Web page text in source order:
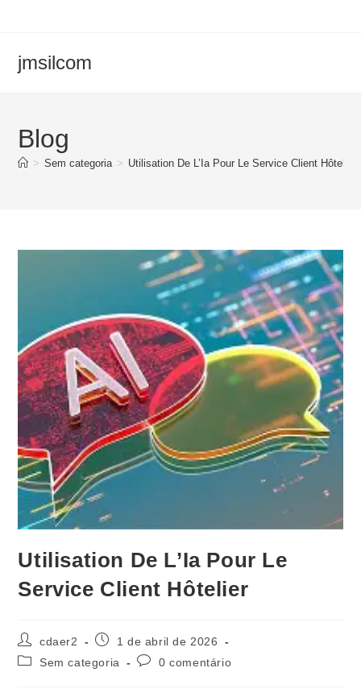
conteúdo
jmsilcom
Blog
> Sem categoria > Utilisation De L’Ia Pour Le Service Client Hôtelier
Utilisation De L’Ia Pour Le
Service Client Hôtelier
Autor
do
post:
cdaer2
Post
publicado:
1 de abril de 2026
Categoria
Sem categoria
Comentários
0 comentário